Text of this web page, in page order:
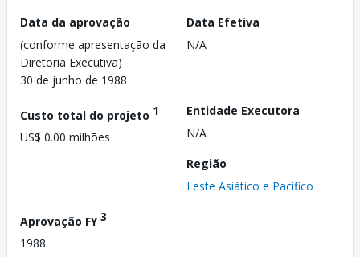
Data da aprovação
(conforme apresentação da
Diretoria Executiva)
30 de junho de 1988
Data Efetiva
N/A
Custo total do projeto 1
US$ 0.00 milhões
Entidade Executora
N/A
Região
Leste Asiático e Pacífico
Aprovação FY3
1988